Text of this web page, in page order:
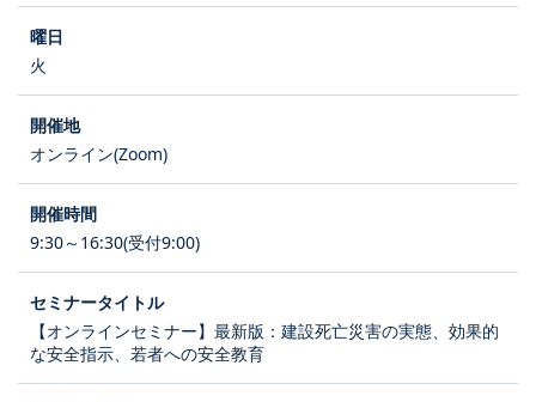
火
オンライン(Zoom)
9:30～16:30(受付9:00)
【オンラインセミナー】最新版：建設死亡災害の実態、効果的
な安全指示、若者への安全教育